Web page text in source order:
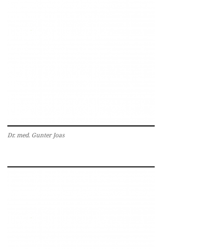
Dr. med. Gunter Joas